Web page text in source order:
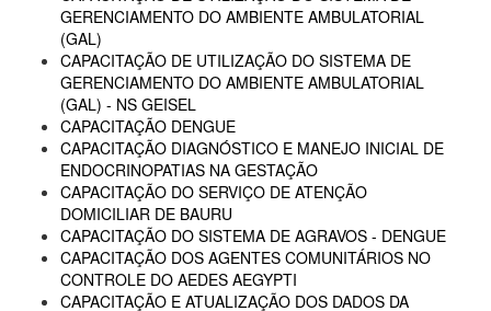
GERENCIAMENTO DO AMBIENTE AMBULATORIAL
(GAL)
CAPACITAÇÃO DE UTILIZAÇÃO DO SISTEMA DE
GERENCIAMENTO DO AMBIENTE AMBULATORIAL
(GAL) - NS GEISEL
CAPACITAÇÃO DENGUE
CAPACITAÇÃO DIAGNÓSTICO E MANEJO INICIAL DE
ENDOCRINOPATIAS NA GESTAÇÃO
CAPACITAÇÃO DO SERVIÇO DE ATENÇÃO
DOMICILIAR DE BAURU
CAPACITAÇÃO DO SISTEMA DE AGRAVOS - DENGUE
CAPACITAÇÃO DOS AGENTES COMUNITÁRIOS NO
CONTROLE DO AEDES AEGYPTI
CAPACITAÇÃO E ATUALIZAÇÃO DOS DADOS DA